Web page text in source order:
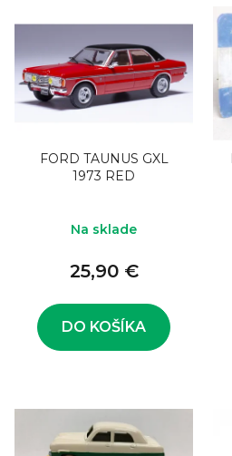
FORD TAUNUS GXL
1973 RED
Na sklade
25,90 €
DO KOŠÍKA